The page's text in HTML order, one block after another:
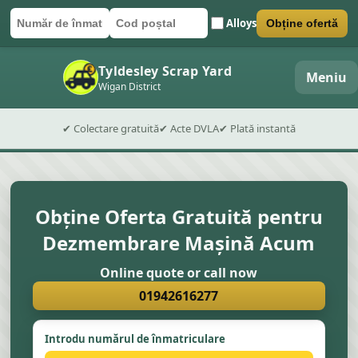
Număr de înmatriculare
Cod poștal Alloys
Trimite formularul Obține ofertă
Tyldesley Scrap Yard
Wigan District Meniu
✔ Colectare gratuită✔ Acte DVLA✔ Plată instantă
Obține Oferta Gratuită pentru
Dezmembrare Mașină Acum
Online quote or call now
01942616277
Introdu numărul de înmatriculare